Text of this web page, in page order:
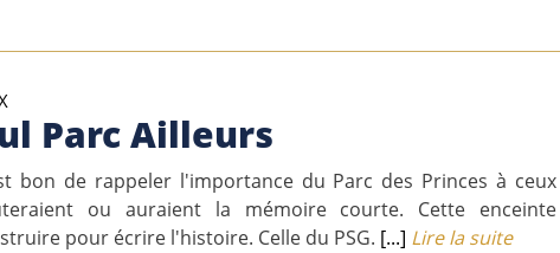
Parc Ailleurs
bon de rappeler l'importance du Parc des Princes à
ou auraient la mémoire courte. Cette
pour écrire l'histoire. Celle du PSG. [...] Lire la suite